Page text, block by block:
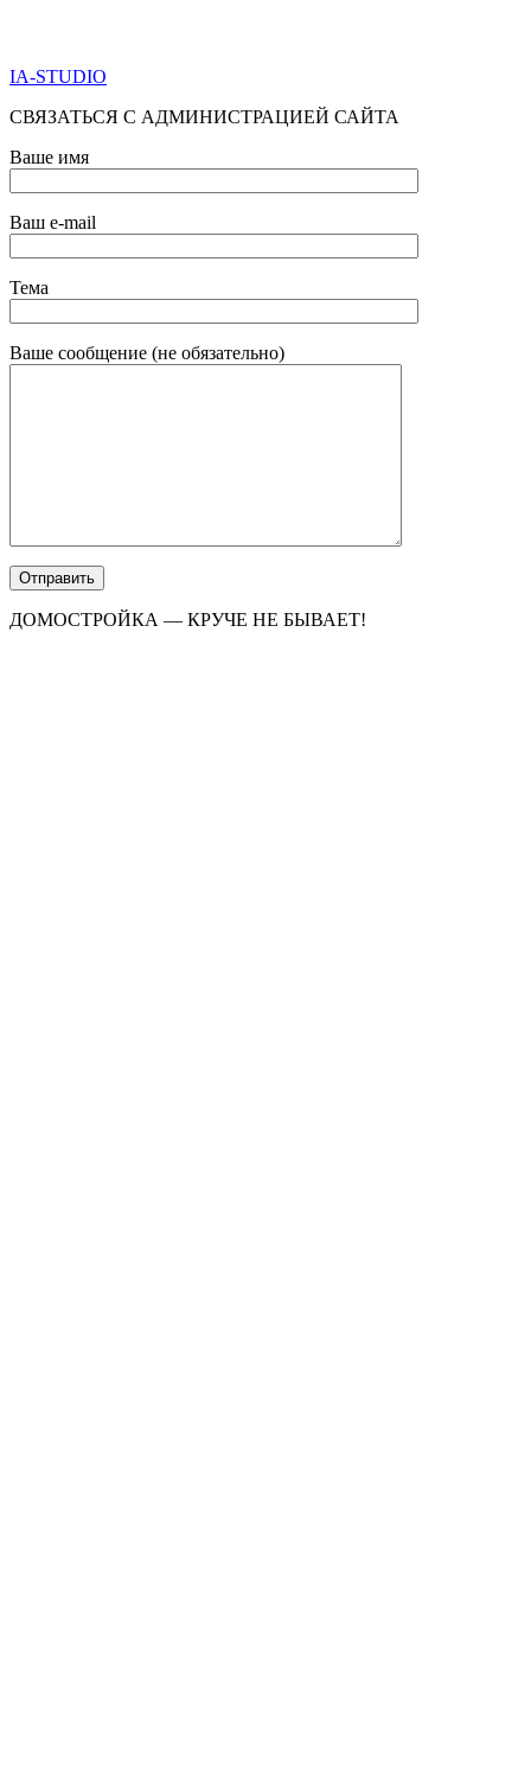
IA-STUDIO
СВЯЗАТЬСЯ С АДМИНИСТРАЦИЕЙ САЙТА
Ваше имя
Ваш e-mail
Тема
Ваше сообщение (не обязательно)
ДОМОСТРОЙКА — КРУЧЕ НЕ БЫВАЕТ!